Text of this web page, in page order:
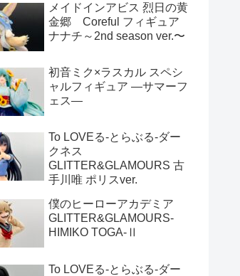
メイドインアビス 烈日の黄
金郷 Coreful フィギュア
ナナチ～2nd season ver.〜
初音ミク×ラスカル スペシ
ャルフィギュア ―サマーフ
ェス―
To LOVEる-とらぶる-ダー
クネス
GLITTER&GLAMOURS 古
手川唯 ポリスver.
僕のヒーローアカデミア
GLITTER&GLAMOURS-
HIMIKO TOGA-Ⅱ
To LOVEる-とらぶる-ダー